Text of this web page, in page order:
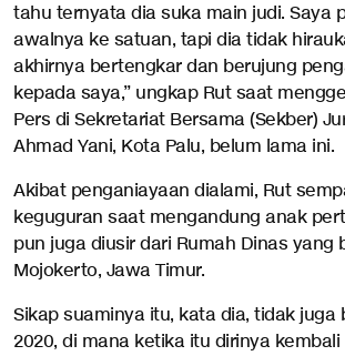
tahu ternyata dia suka main judi. Saya
awalnya ke satuan, tapi dia tidak
akhirnya bertengkar dan berujung
kepada saya,” ungkap Rut saat
Pers di Sekretariat Bersama (Sekber)
Ahmad Yani, Kota Palu, belum lama ini.
Akibat penganiayaan dialami, Rut
keguguran saat mengandung anak
pun juga diusir dari Rumah Dinas yang
Mojokerto, Jawa Timur.
Sikap suaminya itu, kata dia, tidak juga
2020, di mana ketika itu dirinya